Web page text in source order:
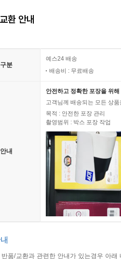
환 안내
분
예스24 배송
배송비 : 무료배송
내
안전하고 정확한 포장을 위
고객님께 배송되는 모든 상
목적 : 안전한 포장 관리
촬영범위 : 박스 포장 작업
품/교환과 관련한 안내가 있는경우 아